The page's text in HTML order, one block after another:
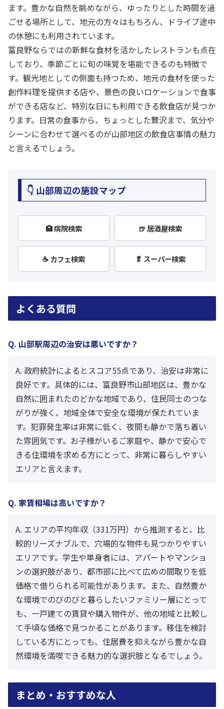
ます。豊かな自然を眺めながら、ゆったりとした時間を過
ごせる場所として、地元の方々はもちろん、ドライブ途中
の休憩にも利用されています。
富良野ならではの新鮮な食材を活かしたレストランも点在
しており、季節ごとに旬の味覚を堪能できるのも特徴で
す。観光地としての側面も持つため、地元の食材を使った
創作料理を提供する店や、景色の良いロケーションで食事
ができる店など、特別な日にも利用できる飲食店が見つか
ります。日常の食事から、ちょっとした贅沢まで、気分や
シーンに合わせて選べるのが山部地区の飲食店事情の魅力
と言えるでしょう。
👇 山部周辺の施設マップ
🏥 病院検索 🍺 居酒屋検索
☕ カフェ検索 🥬 スーパー検索
よくある質問
Q. 山部駅周辺の治安は悪いですか？
A. 政府統計によるとスコア55点であり、治安は非常に
良好です。具体的には、富良野市山部地区は、豊かな
自然に囲まれたのどかな地域であり、住民同士のつな
がりが強く、地域全体で安全な環境が保たれていま
す。犯罪発生率は非常に低く、夜間も静かで落ち着い
た雰囲気です。お子様がいるご家庭や、静かで安心で
きる住環境を求める方にとって、非常に暮らしやすい
エリアと言えます。
Q. 家賃相場は高いですか？
A. エリアの平均年収（331万円）から推測すると、比
較的リーズナブルで、穴場的な物件も見つかりやすい
エリアです。学生や単身者には、アパートやマンショ
ンの選択肢があり、都市部に比べて広めの間取りを低
価格で借りられる可能性があります。また、自然豊か
な環境でのびのびと暮らしたいファミリー層にとって
も、一戸建ての賃貸や購入物件が、他の地域と比較し
て手頃な価格で見つかることがあります。移住を検討
している方にとっても、住居費を抑えながら豊かな自
然環境を満喫できる魅力的な選択肢となるでしょう。
まとめ・おすすめな人